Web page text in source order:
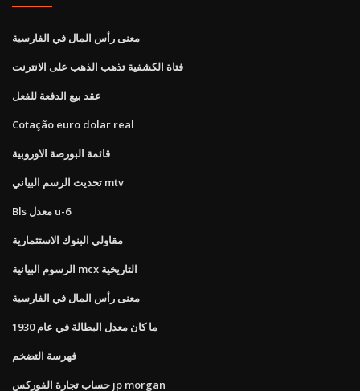
معنى رأس المال في الفارسية
فتاة الكشفية تذهب الذهب على الانترنت
عقد بيع الدفعة للفعل
Cotação euro dolar real
قائمة البورصة الاوروبية
تحديث الرسم البياني mtv
Bls معدل u-6
مقاولي البنوك الاستثمارية
الرسوم البيانية mcx التاريخية
معنى رأس المال في الفارسية
ما كان معدل البطالة في عام 1930
فهرسة التضخم
حساب تجارة الفوركس jp morgan